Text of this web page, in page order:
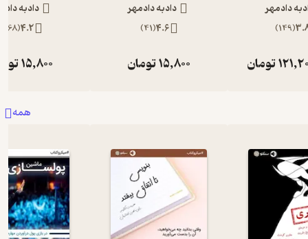
دادمهر
(
149
)
تومان
دادبه دادمهر
4.6
(
41
)
15,800تومان
دادبه
4.2
(
168
15,800
همه